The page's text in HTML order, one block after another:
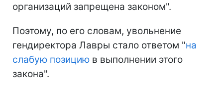
организаций запрещена законом".
Поэтому, по его словам, увольнение
гендиректора Лавры стало ответом "на
слабую позицию в выполнении этого
закона".